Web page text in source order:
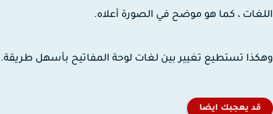
، كما هو موضح في الصورة أعلاه.
تستطيع تغيير بين لغات لوحة المفاتيح بأسهل طريقة.
قد يعجبك ايضا